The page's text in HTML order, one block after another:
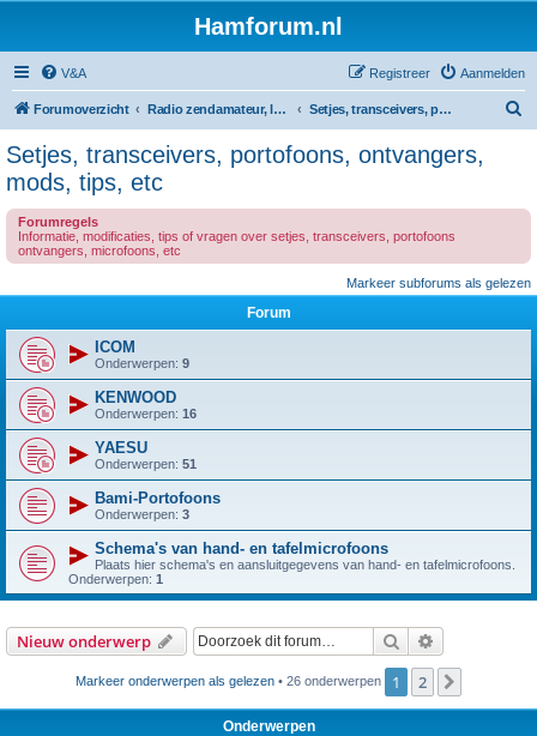
Hamforum.nl
V&A Aanmelden
Registreer
Forumoverzicht Radio zendamateur, luisteramateur en elektronica zelfbouw Setjes, transceivers, portofoons, ontvangers, mods, tips, etc
Setjes, transceivers, portofoons, ontvangers,
mods, tips, etc
Forumregels
Informatie, modificaties, tips of vragen over setjes, transceivers, portofoons
ontvangers, microfoons, etc
Markeer subforums als gelezen
Forum
ICOM
Onderwerpen: 9
KENWOOD
Onderwerpen: 16
YAESU
Onderwerpen: 51
Bami-Portofoons
Onderwerpen: 3
Schema's van hand- en tafelmicrofoons
Plaats hier schema's en aansluitgegevens van hand- en tafelmicrofoons.
Onderwerpen: 1
Nieuw onderwerp Zoek
Markeer onderwerpen als gelezen • 26 onderwerpen 1 2
Onderwerpen